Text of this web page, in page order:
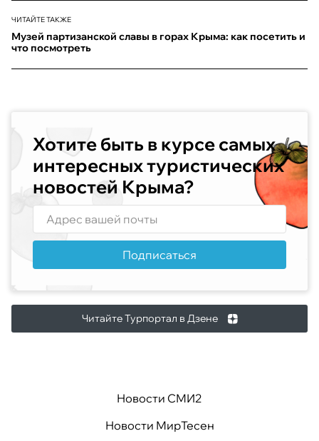
ЧИТАЙТЕ ТАКЖЕ
Музей партизанской славы в горах Крыма: как посетить и
что посмотреть
Хотите быть в курсе самых
интересных туристических
новостей Крыма?
Подписаться
Читайте Турпортал в Дзене
Новости СМИ2
Новости МирТесен